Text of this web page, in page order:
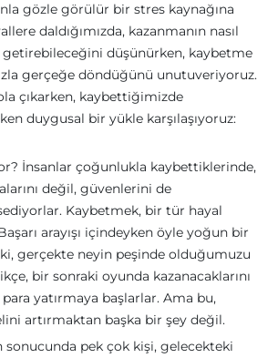
gözle görülür bir stres kaynağına
daldığımızda, kazanmanın nasıl
düşünürken, kaybetme
gerçeğe döndüğünü unutuveriyoruz.
çıkarken, kaybettiğimizde
duygusal bir yükle karşılaşıyoruz:
İnsanlar çoğunlukla kaybettiklerinde,
değil, güvenlerini de
Kaybetmek, bir tür hayal
Başarı arayışı içindeyken öyle yoğun bir
ki, gerçekte neyin peşinde olduğumuzu
bir sonraki oyunda kazanacaklarını
yatırmaya başlarlar. Ama bu,
artırmaktan başka bir şey değil.
sonucunda pek çok kişi, gelecekteki